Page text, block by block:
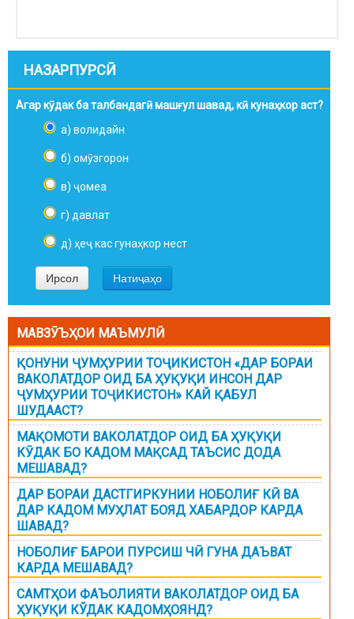
НАЗАРПУРСӢ
Агар кӯдак ба талбандагӣ машғул шавад, кӣ кунаҳкор аст?
а) волидайн
б) омӯзгорон
в) ҷомеа
г) давлат
д) ҳеҷ кас гунаҳкор нест
МАВЗӮЪҲОИ МАЪМУЛӢ
ҚОНУНИ ҶУМҲУРИИ ТОҶИКИСТОН «ДАР БОРАИ
ВАКОЛАТДОР ОИД БА ҲУҚУҚИ ИНСОН ДАР
ҶУМҲУРИИ ТОҶИКИСТОН» КАЙ ҚАБУЛ
ШУДААСТ?
МАҚОМОТИ ВАКОЛАТДОР ОИД БА ҲУҚУҚИ
КӮДАК БО КАДОМ МАҚСАД ТАЪСИС ДОДА
МЕШАВАД?
ДАР БОРАИ ДАСТГИРКУНИИ НОБОЛИҒ КӢ ВА
ДАР КАДОМ МУҲЛАТ БОЯД ХАБАРДОР КАРДА
ШАВАД?
НОБОЛИҒ БАРОИ ПУРСИШ ЧӢ ГУНА ДАЪВАТ
КАРДА МЕШАВАД?
САМТҲОИ ФАЪОЛИЯТИ ВАКОЛАТДОР ОИД БА
ҲУҚУҚИ КЎДАК КАДОМҲОЯНД?